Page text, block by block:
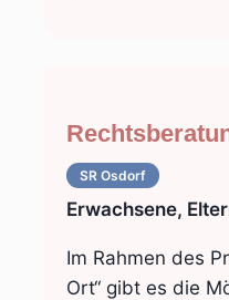
SR Osdorf
Erwachsene,
Im Rahmen des
Ort“ gibt es die